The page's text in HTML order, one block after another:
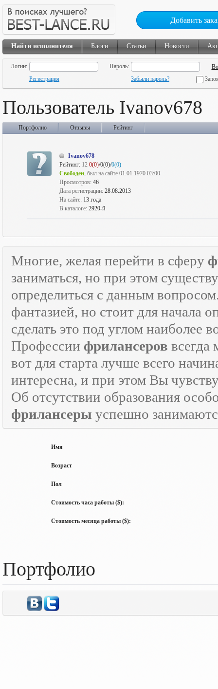
Добавить
Найти исполнителя Блоги Статьи Новости
Логин:
Пароль:
Регистрация
Забыли пароль?
Пользователь Ivanov678
Портфолио Отзывы Рейтинг
Ivanov678
Рейтинг: 12 0(0)/0(0)/0(0)
Свободен, был на сайте 01.01.1970 03:00
Просмотров: 46
Дата регистрации: 28.08.2013
На сайте: 13 года
В каталоге: 2920-й
Многие, желая перейти в сферу
заниматься, но при этом
определиться с данным
фантазией, но стоит для начала
сделать это под углом наиболее
Профессии фрилансеров
вот для старта лучше всего
интересна, и при этом Вы
Об отсутствии образования
фрилансеры успешно
Имя
Возраст
Пол
Стоимость часа работы ($):
Стоимость месяца работы ($):
Портфолио